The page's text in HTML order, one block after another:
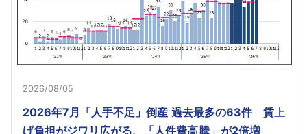
2026/08/05
2026年7月「人手不足」倒産 過去最多の63件 賃上
げ負担がジワリ広がる、「人件費高騰」が2倍増